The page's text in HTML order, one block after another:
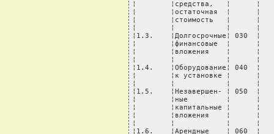
¦        ¦средства,   ¦
¦        ¦остаточная  ¦
¦        ¦стоимость   ¦
¦        ¦            ¦      ¦
¦1.3.    ¦Долгосрочные¦
¦        ¦финансовые  ¦
¦        ¦вложения    ¦
¦        ¦            ¦      ¦
¦1.4.    ¦Оборудование¦
¦        ¦к установке ¦
¦        ¦            ¦      ¦
¦1.5.    ¦Незавершен- ¦
¦        ¦ные         ¦      ¦
¦        ¦капитальные ¦
¦        ¦вложения    ¦
¦        ¦            ¦      ¦
¦1.6.    ¦Арендные    ¦